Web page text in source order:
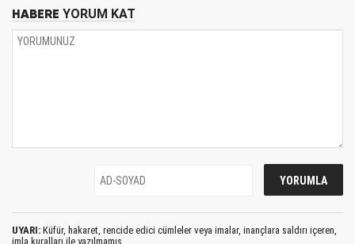
HABERE YORUM KAT
UYARI: Küfür, hakaret, rencide edici cümleler veya imalar, inançlara saldırı içeren,
imla kuralları ile yazılmamış,